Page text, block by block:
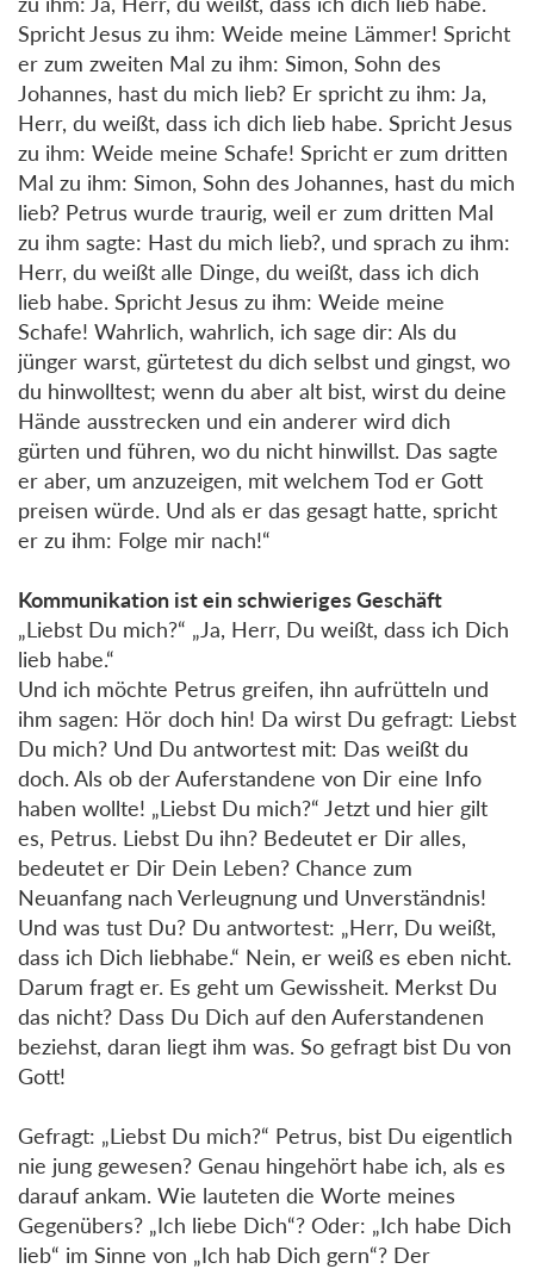
Spricht Jesus zu ihm: Weide meine Lämmer! Spricht
er zum zweiten Mal zu ihm: Simon, Sohn des
Johannes, hast du mich lieb? Er spricht zu ihm: Ja,
Herr, du weißt, dass ich dich lieb habe. Spricht Jesus
zu ihm: Weide meine Schafe! Spricht er zum dritten
Mal zu ihm: Simon, Sohn des Johannes, hast du mich
lieb? Petrus wurde traurig, weil er zum dritten Mal
zu ihm sagte: Hast du mich lieb?, und sprach zu ihm:
Herr, du weißt alle Dinge, du weißt, dass ich dich
lieb habe. Spricht Jesus zu ihm: Weide meine
Schafe! Wahrlich, wahrlich, ich sage dir: Als du
jünger warst, gürtetest du dich selbst und gingst, wo
du hinwolltest; wenn du aber alt bist, wirst du deine
Hände ausstrecken und ein anderer wird dich
gürten und führen, wo du nicht hinwillst. Das sagte
er aber, um anzuzeigen, mit welchem Tod er Gott
preisen würde. Und als er das gesagt hatte, spricht
er zu ihm: Folge mir nach!“
Kommunikation ist ein schwieriges Geschäft
„Liebst Du mich?“ „Ja, Herr, Du weißt, dass ich Dich
lieb habe.“
Und ich möchte Petrus greifen, ihn aufrütteln und
ihm sagen: Hör doch hin! Da wirst Du gefragt: Liebst
Du mich? Und Du antwortest mit: Das weißt du
doch. Als ob der Auferstandene von Dir eine Info
haben wollte! „Liebst Du mich?“ Jetzt und hier gilt
es, Petrus. Liebst Du ihn? Bedeutet er Dir alles,
bedeutet er Dir Dein Leben? Chance zum
Neuanfang nach Verleugnung und Unverständnis!
Und was tust Du? Du antwortest: „Herr, Du weißt,
dass ich Dich liebhabe.“ Nein, er weiß es eben nicht.
Darum fragt er. Es geht um Gewissheit. Merkst Du
das nicht? Dass Du Dich auf den Auferstandenen
beziehst, daran liegt ihm was. So gefragt bist Du von
Gott!
Gefragt: „Liebst Du mich?“ Petrus, bist Du eigentlich
nie jung gewesen? Genau hingehört habe ich, als es
darauf ankam. Wie lauteten die Worte meines
Gegenübers? „Ich liebe Dich“? Oder: „Ich habe Dich
lieb“ im Sinne von „Ich hab Dich gern“? Der